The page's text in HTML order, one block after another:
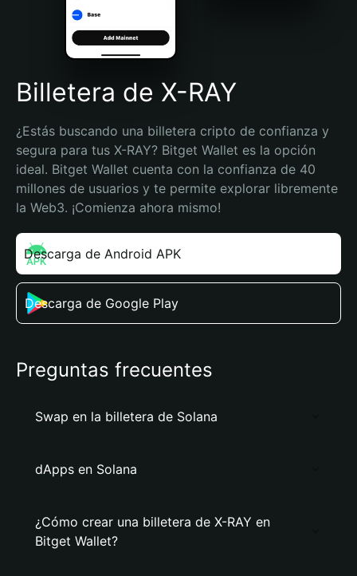
Português (Brasil)
Español (Argentina)
Billetera de X-RAY
¿Estás buscando una billetera cripto de confianza y
segura para tus X-RAY? Bitget Wallet es la opción
ideal. Bitget Wallet cuenta con la confianza de 40
millones de usuarios y te permite explorar libremente
la Web3. ¡Comienza ahora mismo!
Descarga de Android APK
Descarga de Google Play
Preguntas frecuentes
Swap en la billetera de Solana
dApps en Solana
¿Cómo crear una billetera de X-RAY en
Bitget Wallet?